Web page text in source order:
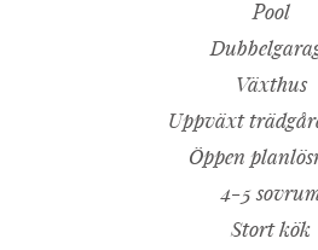
Pool
Växthus
Uppväxt
Öppen
4-5
Stort kök